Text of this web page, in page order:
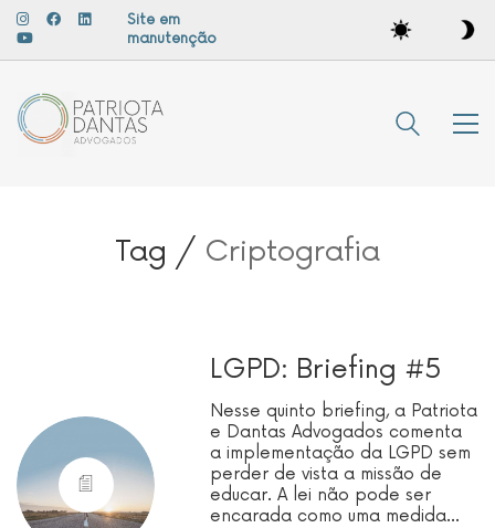
Site em
manutenção
Tag / Criptografia
LGPD: Briefing #5
Nesse quinto briefing, a Patriota
e Dantas Advogados comenta
a implementação da LGPD sem
perder de vista a missão de
educar. A lei não pode ser
encarada como uma medida…